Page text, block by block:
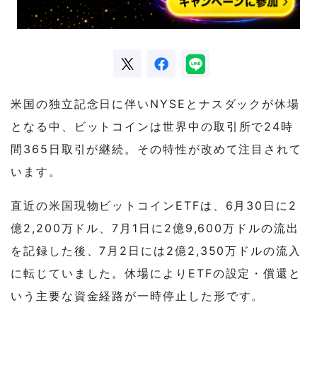
米国の独立記念日に伴いNYSEとナスダックが休場
となる中、ビットコインは世界中の取引所で24時
間365日取引が継続。その特性が改めて注目されて
います。
直近の米国現物ビットコインETFは、6月30日に2
億2,200万ドル、7月1日に2億9,600万ドルの流出
を記録した後、7月2日には2億2,350万ドルの流入
に転じていました。休場によりETFの設定・償還と
いう主要な資金経路が一時停止した形です。